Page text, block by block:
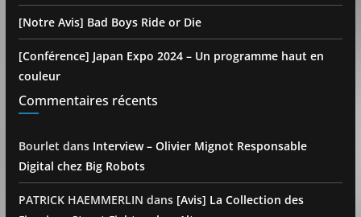
[Notre Avis] Bad Boys Ride or Die
[Conférence] Japan Expo 2024 – Un programme haut en
couleur
Commentaires récents
Bourlet dans Interview – Olivier Mignot Responsable
Digital chez Big Robots
PATRICK HAEMMERLIN dans [Avis] La Collection des